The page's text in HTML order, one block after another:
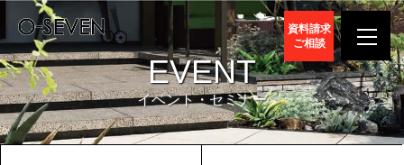
資料請求
ご相談
EVENT
イベント・セミナー